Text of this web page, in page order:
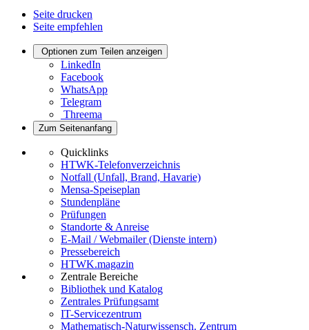
Seite drucken
Seite empfehlen
Optionen zum Teilen anzeigen
LinkedIn
Facebook
WhatsApp
Telegram
Threema
Zum Seitenanfang
Quicklinks
HTWK-Telefonverzeichnis
Notfall (Unfall, Brand, Havarie)
Mensa-Speiseplan
Stundenpläne
Prüfungen
Standorte & Anreise
E-Mail / Webmailer (Dienste intern)
Pressebereich
HTWK.magazin
Zentrale Bereiche
Bibliothek und Katalog
Zentrales Prüfungsamt
IT-Servicezentrum
Mathematisch-Naturwissensch. Zentrum